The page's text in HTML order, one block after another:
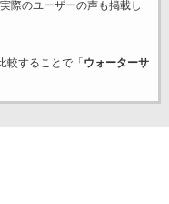
際のユーザーの声も掲載し
較することで「 ウォーターサ